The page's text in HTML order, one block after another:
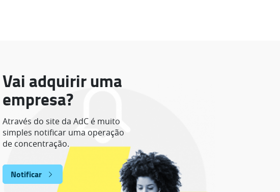
Vai adquirir uma
empresa?
Através do site da AdC é muito
simples notificar uma operação
de concentração.
Notificar